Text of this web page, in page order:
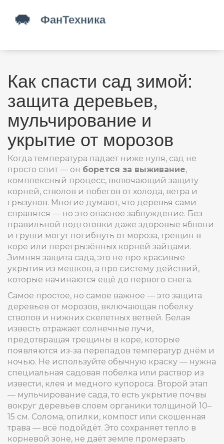
Как спасти сад зимой:
защита деревьев,
мульчирование и
укрытие от морозов
Когда температура падает ниже нуля, сад не
просто спит — он борется за выживание,
комплексный процесс, включающий защиту
корней, стволов и побегов от холода, ветра и
грызунов. Многие думают, что деревья сами
справятся — но это опасное заблуждение. Без
правильной подготовки даже здоровые яблони
и груши могут погибнуть от мороза, трещин в
коре или перегрызённых корней зайцами.
Зимняя защита сада, это не про красивые
укрытия из мешков, а про систему действий,
которые начинаются ещё до первого снега.
Самое простое, но самое важное — это защита
деревьев от морозов, включающая побелку
стволов и нижних скелетных ветвей. Белая
известь отражает солнечные лучи,
предотвращая трещины в коре, которые
появляются из-за перепадов температур днём и
ночью. Не используйте обычную краску — нужна
специальная садовая побелка или раствор из
извести, клея и медного купороса. Второй этап
— мульчирование сада,то есть укрытие почвы
вокруг деревьев слоем органики толщиной 10–
15 см. Солома, опилки, компост или скошенная
трава — всё подойдёт. Это сохраняет тепло в
корневой зоне, не даёт земле промерзать